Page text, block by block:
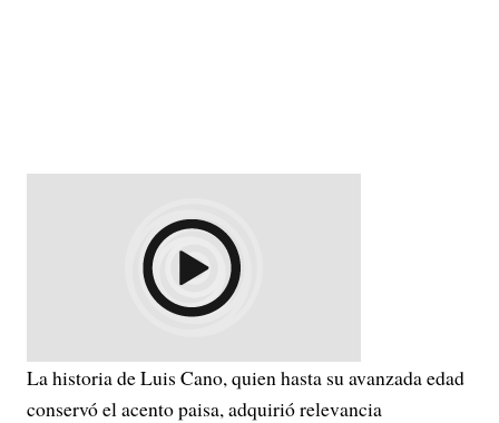
La historia de Luis Cano, quien hasta su avanzada edad
conservó el acento paisa, adquirió relevancia